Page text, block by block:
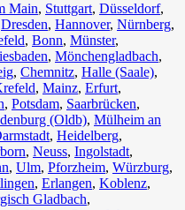
Main, Stuttgart, Düsseldorf,
Dresden, Hannover, Nürnberg,
, Bonn⁠, Münster⁠,
, Mönchengladbach⁠,
, Chemnitz⁠, Halle (Saale)⁠,
, Mainz⁠, Erfurt,
, Potsdam, Saarbrücken⁠,
(Oldb), Mülheim an
, Heidelberg,
, Neuss, Ingolstadt,
, Ulm⁠, Pforzheim, Würzburg,
, Erlangen⁠, Koblenz,
Gladbach,